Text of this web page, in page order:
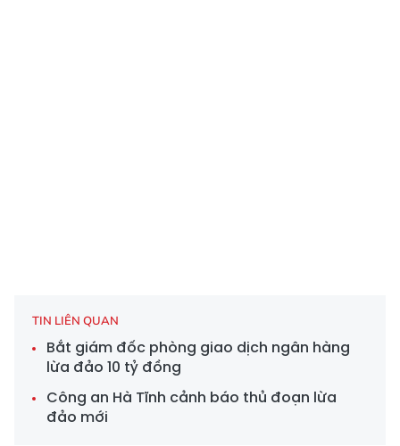
TIN LIÊN QUAN
Bắt giám đốc phòng giao dịch ngân hàng
lừa đảo 10 tỷ đồng
Công an Hà Tĩnh cảnh báo thủ đoạn lừa
đảo mới